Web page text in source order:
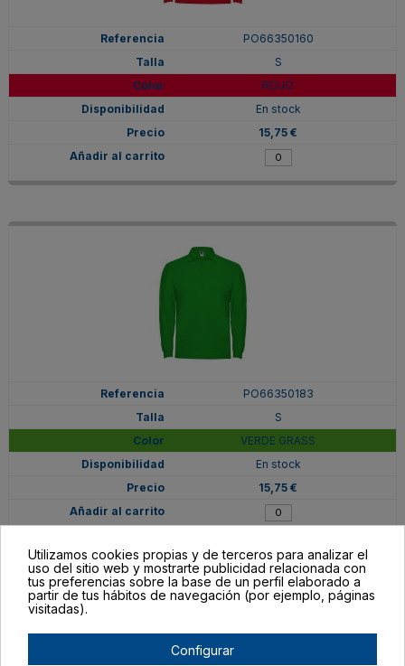
PO66350160
S
ROJO
En stock
15,75 €
PO66350183
S
VERDE GRASS
En stock
15,75 €
Utilizamos cookies propias y de terceros para analizar el
uso del sitio web y mostrarte publicidad relacionada con
tus preferencias sobre la base de un perfil elaborado a
partir de tus hábitos de navegación (por ejemplo, páginas
visitadas).
Configurar